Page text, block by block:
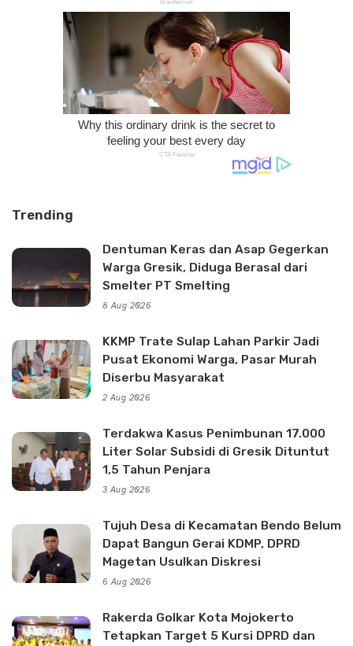
Trending
Dentuman Keras dan Asap Gegerkan
Warga Gresik, Diduga Berasal dari
Smelter PT Smelting
8 Aug 2026
KKMP Trate Sulap Lahan Parkir Jadi
Pusat Ekonomi Warga, Pasar Murah
Diserbu Masyarakat
2 Aug 2026
Terdakwa Kasus Penimbunan 17.000
Liter Solar Subsidi di Gresik Dituntut
1,5 Tahun Penjara
3 Aug 2026
Tujuh Desa di Kecamatan Bendo Belum
Dapat Bangun Gerai KDMP, DPRD
Magetan Usulkan Diskresi
6 Aug 2026
Rakerda Golkar Kota Mojokerto
Tetapkan Target 5 Kursi DPRD dan